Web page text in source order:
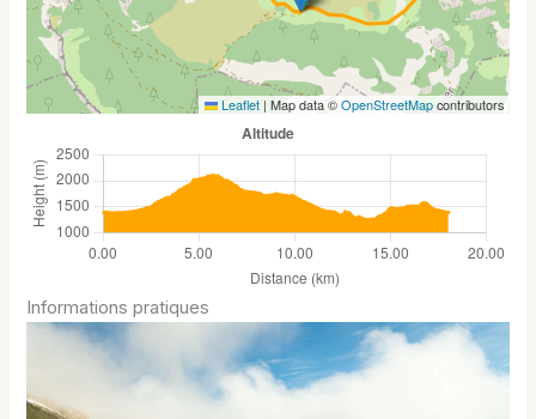
Leaflet | Map data ©OpenStreetMapcontributors
Informations pratiques